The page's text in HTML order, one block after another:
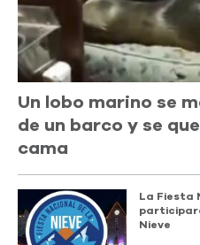
Un lobo marino se
de un barco y se
cama
La Fiesta
Nieve